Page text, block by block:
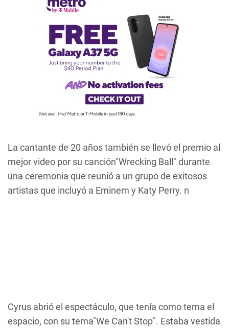
La cantante de 20 años también se llevó el premio al
mejor video por su canción"Wrecking Ball" durante
una ceremonia que reunió a un grupo de exitosos
artistas que incluyó a Eminem y Katy Perry. n
Cyrus abrió el espectáculo, que tenía como tema el
espacio, con su tema"We Can't Stop". Estaba vestida